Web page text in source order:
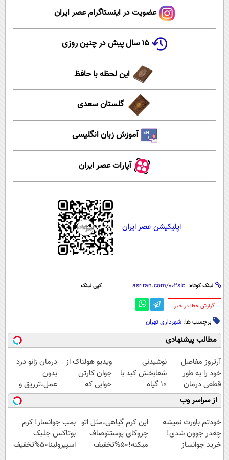
عضویت در اینستاگرام عصر ایران
۱۵ سال پیش در چنین روزی
این لحظه با حافظ
گلستان سعدی
آموزش زبان انگلیسی
آپارات عصر ایران
اپلیکیشن عصر ایران
لینک کوتاه: کپی لینک
‌گزارش خطا در خبر
برچسب ها: شهرداری تهران
مطالب پیشنهادی
آرتروز مفاصل
خود را به طور
قطعی درمان
کنید!
◗پرسش‌نامه◖
نوشیدنی
شفابخش کبد با
10 گیاه
موثر(تخفیف تا
امشب)
ویدیو هولناک از
جوان کارتن
خوابی که
میلیاردر شد.
آموزش رایگان
درمان زانو درد
بدون
عمل،تزریق و
دارو
(◂پرسش‌نامه)
از سراسر وب
خودتم باورت نمیشه
چقدر جوون شدی!
خرید جوانساز
این کرم گیاهی،مثل اتو
چروکای پوستتوصاف
میکنه!50%تخفیف
بمب جوانساز! کرم
بوتاکس جلبک
اسپیرولینا50%تخفیف